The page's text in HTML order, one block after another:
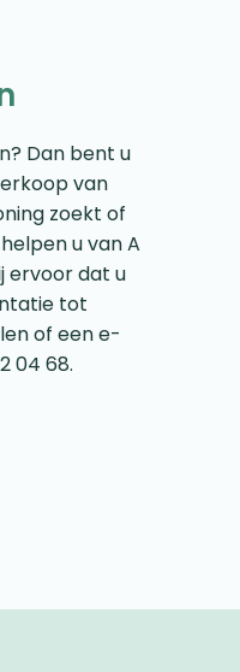
Dan bent u
van
zoekt of
u van A
ervoor dat u
tot
of een e-
04 68.